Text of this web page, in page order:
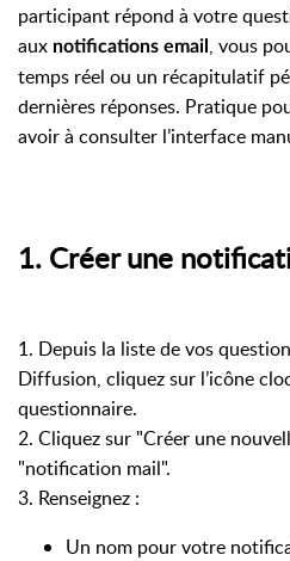
participant répond à votre
aux notifications email , vous
temps réel ou un récapitulatif
dernières réponses. Pratique
avoir à consulter l’interface
1. Créer une
1. Depuis la liste de vos
Diffusion, cliquez sur l’icône
questionnaire.
2. Cliquez sur "Créer une
"notification mail".
3. Renseignez :
Un nom pour votre